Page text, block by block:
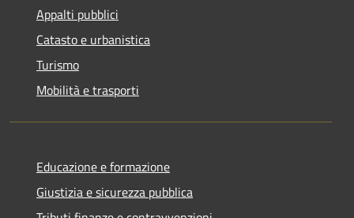
Appalti pubblici
Catasto e urbanistica
Turismo
Mobilità e trasporti
Educazione e formazione
Giustizia e sicurezza pubblica